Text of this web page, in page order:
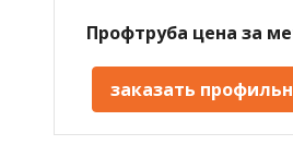
Профтруба цена за
заказать